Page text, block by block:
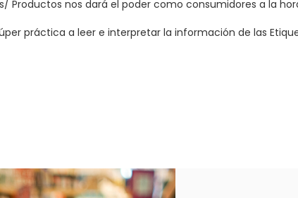
Productos nos dará el poder como consumidores a la
práctica a leer e interpretar la información de las